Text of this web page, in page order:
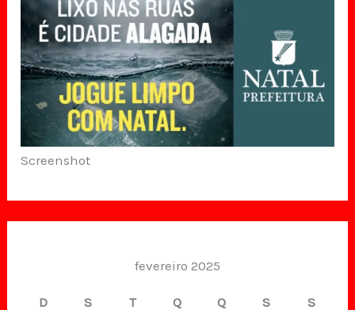
Screenshot
fevereiro 2025
D S T Q Q S S